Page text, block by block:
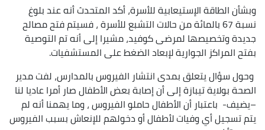
وبشأن الطاقة الإستيعابية للأسرة، أكد المتحدث أنه عند بلوغ
نسبة 67 بالمائة من حالات التشبع للأسرة ، فسيتم فتح مصالح
جديدة وتخصيصها لمرضى كوفيد، مشيرا إلى أنه تم التوصية
بفتح المراكز الجوارية لإبعاد الضغط على المستشفيات.
وحول سؤال يتعلق بمدى انتشار الفيروس بالمدارس، لفت مدير
الصحة بولاية تيبازة إلى أن إصابة بعض الأطفال صار أمرا عاديا لنا
–يضيف- باعتبار أن الأطفال حاملو الفيروس ، وما يهمنا أنه لم
يتم تسجيل أي وفيات لأطفال أو دخولهم للإنعاش بسبب الفيروس